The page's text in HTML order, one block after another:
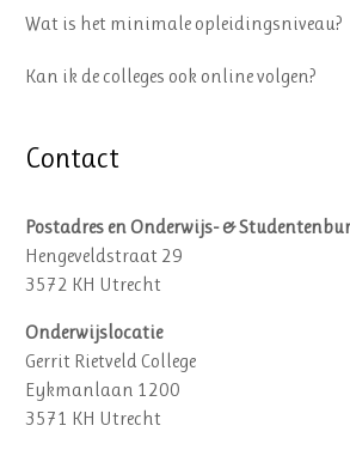
Wat is het minimale opleidingsniveau?
Kan ik de colleges ook online volgen?
Contact
Postadres en Onderwijs- &
Hengeveldstraat 29
3572 KH Utrecht
Onderwijslocatie
Gerrit Rietveld College
Eykmanlaan 1200
3571 KH Utrecht